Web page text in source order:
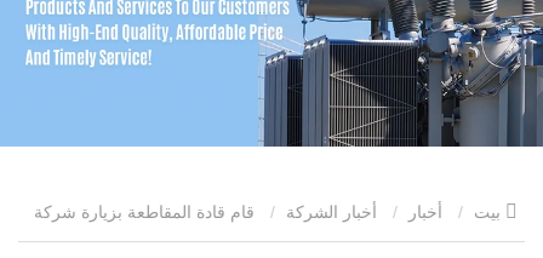
أخبار أخبار الشركة قام قادة المقاطعة بزيارة شركة